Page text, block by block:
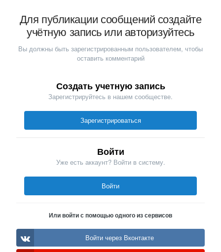
Для публикации сообщений создайте
учётную запись или авторизуйтесь
Вы должны быть зарегистрированным пользователем, чтобы
оставить комментарий
Создать учетную запись
Зарегистрируйтесь в нашем сообществе.
Зарегистрироваться
Войти
Уже есть аккаунт? Войти в систему.
Войти
Или войти с помощью одного из сервисов
Войти через Вконтакте